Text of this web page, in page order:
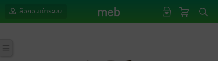
ล็อกอินเข้าระบบ